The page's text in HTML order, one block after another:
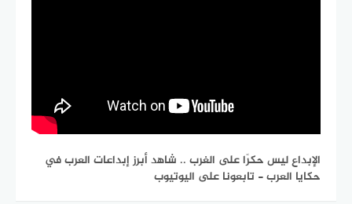
الإبداع ليس حكرًا على الغرب .. شاهد أبرز إبداعات العرب في
حكايا العرب - تابعونا على اليوتيوب